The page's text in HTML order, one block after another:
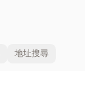
地址搜尋